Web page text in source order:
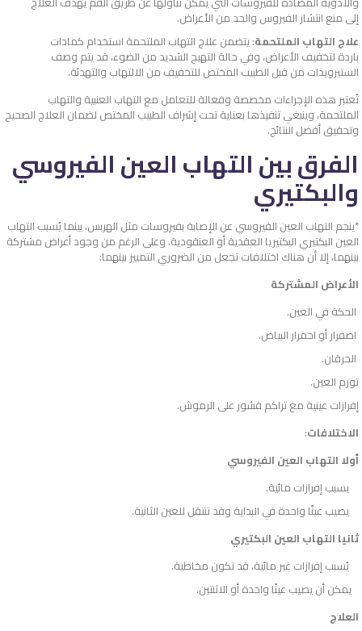
إلى منع انتشار الفيروس والحد من الأعراض.
علاج التهاب الملتحمة: يتضمن علاج التهاب الملتحمة استخدام كمادات
باردة لتخفيف الأعراض، وفي حالة التهيج الشديد من الضوء، قد يتم وصف
الستيرويدات من قبل الطبيب المختص للتخفيف من الالتهاب والتهدئة.
تُعتبر هذه الإجراءات مخصصة وفعالة للتعامل مع التهاب العنبية والتهاب
الملتحمة، وينبغي تنفيذها بعناية تحت إشراف الطبيب المختص لضمان العلاج الصحيح
وتحقيق أفضل النتائج.
الفرق بين التهاب العين الفيروسي
والبكتيري
*ينجم التهاب العين الفيروسي عن الإصابة بفيروسات مثل الهربس، بينما يُسبب التهاب
العين البكتيري البكتيريا العقدية أو العنقودية. وعلى الرغم من وجود أعراض مشتركة
بينهما، إلا أن هناك اختلافات تجعل من الضروري التمييز بينهما:
الأعراض المشتركة
الحكة في العين.
اصفرار أو احمرار البياض.
الحرقان.
تورم العين.
إفرازات عينية مع تراكم قشور على الرموش.
الاختلافات:
أولا التهاب العين الفيروسي
يسبب إفرازات مائية.
يصيب عينًا واحدة في البداية وقد تنتقل للعين الثانية.
ثانيا التهاب العين البكتيري
يُسبب إفرازات غير مائية، قد تكون مخاطية.
يمكن أن يصيب عينًا واحدة أو الاثنتين.
العلاج